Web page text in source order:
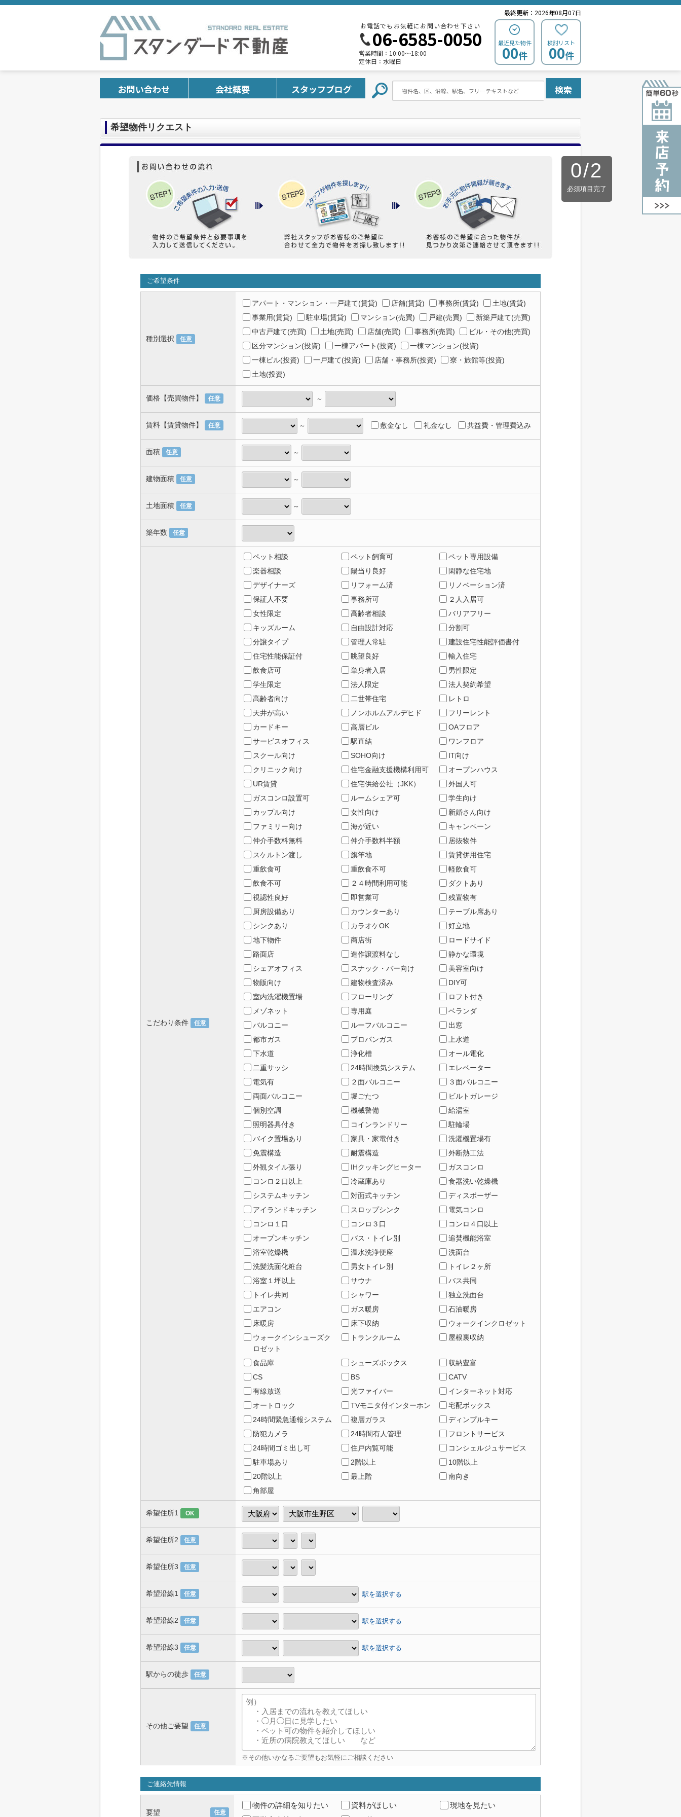
最終更新：2026年08月07日
お電話でもお気軽にお問い合わせ下さい
06-6585-0050
営業時間： 10:00～18:00
定休日： 水曜日
最近見た物件
00件
検討リスト
00件
お問い合わせ 会社概要 スタッフブログ 検索
希望物件リクエスト
0/2
必須項目完了
ご希望条件
種別選択 任意
アパート・マンション・一戸建て(賃貸) 店舗(賃貸) 事務所(賃貸)
土地(賃貸)
事業用(賃貸)
駐車場(賃貸) マンション(売買) 戸建(売買)
新築戸建て(売買)
中古戸建て(売買)
土地(売買) 店舗(売買) 事務所(売買)
ビル・その他(売買)
区分マンション(投資)
一棟アパート(投資)
一棟マンション(投資)
一棟ビル(投資)
一戸建て(投資) 店舗・事務所(投資)
寮・旅館等(投資)
土地(投資)
価格【売買物件】 任意 ～
賃料【賃貸物件】 任意 ～ 敷金なし 礼金なし 共益費・管理費込み
面積 任意 ～
建物面積 任意 ～
土地面積 任意 ～
築年数 任意
こだわり条件 任意
ペット相談 ペット飼育可
ペット専用設備
楽器相談
陽当り良好
閑静な住宅地
デザイナーズ
リフォーム済
リノベーション済
保証人不要
事務所可
２人入居可
女性限定
高齢者相談
バリアフリー
キッズルーム
自由設計対応
分割可
分譲タイプ
管理人常駐
建設住宅性能評価書付
住宅性能保証付
眺望良好
輸入住宅
飲食店可
単身者入居
男性限定
学生限定
法人限定
法人契約希望
高齢者向け
二世帯住宅
レトロ
天井が高い
ノンホルムアルデヒド
フリーレント
カードキー
高層ビル
OAフロア
サービスオフィス
駅直結
ワンフロア
スクール向け
SOHO向け
IT向け
クリニック向け
住宅金融支援機構利用可
オープンハウス
UR賃貸
住宅供給公社（JKK）
外国人可
ガスコンロ設置可
ルームシェア可
学生向け
カップル向け
女性向け
新婚さん向け
ファミリー向け
海が近い
キャンペーン
仲介手数料無料
仲介手数料半額
居抜物件
スケルトン渡し
旗竿地
賃貸併用住宅
重飲食可
重飲食不可
軽飲食可
飲食不可
２４時間利用可能
ダクトあり
視認性良好
即営業可
残置物有
厨房設備あり
カウンターあり
テーブル席あり
シンクあり
カラオケOK
好立地
地下物件
商店街
ロードサイド
路面店
造作譲渡料なし
静かな環境
シェアオフィス
スナック・バー向け
美容室向け
物販向け
建物検査済み
DIY可
室内洗濯機置場
フローリング
ロフト付き
メゾネット
専用庭
ベランダ
バルコニー
ルーフバルコニー
出窓
都市ガス
プロパンガス
上水道
下水道
浄化槽
オール電化
二重サッシ
24時間換気システム
エレベーター
電気有
２面バルコニー
３面バルコニー
両面バルコニー
堀ごたつ
ビルトガレージ
個別空調
機械警備
給湯室
照明器具付き
コインランドリー
駐輪場
バイク置場あり
家具・家電付き
洗濯機置場有
免震構造
耐震構造
外断熱工法
外観タイル張り
IHクッキングヒーター
ガスコンロ
コンロ２口以上
冷蔵庫あり
食器洗い乾燥機
システムキッチン
対面式キッチン
ディスポーザー
アイランドキッチン
スロップシンク
電気コンロ
コンロ１口
コンロ３口
コンロ４口以上
オープンキッチン
バス・トイレ別
追焚機能浴室
浴室乾燥機
温水洗浄便座
洗面台
洗髪洗面化粧台
男女トイレ別
トイレ２ヶ所
浴室１坪以上
サウナ
バス共同
トイレ共同
シャワー
独立洗面台
エアコン
ガス暖房
石油暖房
床暖房
床下収納
ウォークインクロゼット
ウォークインシューズク
ロゼット
トランクルーム 屋根裏収納
食品庫 シューズボックス
収納豊富
CS
BS
CATV
有線放送
光ファイバー
インターネット対応
オートロック
TVモニタ付インターホン
宅配ボックス
24時間緊急通報システム
複層ガラス
ディンプルキー
防犯カメラ
24時間有人管理
フロントサービス
24時間ゴミ出し可
住戸内覧可能
コンシェルジュサービス
駐車場あり
2階以上
10階以上
20階以上
最上階
南向き
角部屋
希望住所1 OK
希望住所2 任意
希望住所3 任意
希望沿線1 任意 駅を選択する
希望沿線2 任意 駅を選択する
希望沿線3 任意 駅を選択する
駅からの徒歩 任意
その他ご要望 任意
※その他いかなるご要望もお気軽にご相談ください
ご連絡先情報
要望 任意
物件の詳細を知りたい 資料がほしい
現地を見たい